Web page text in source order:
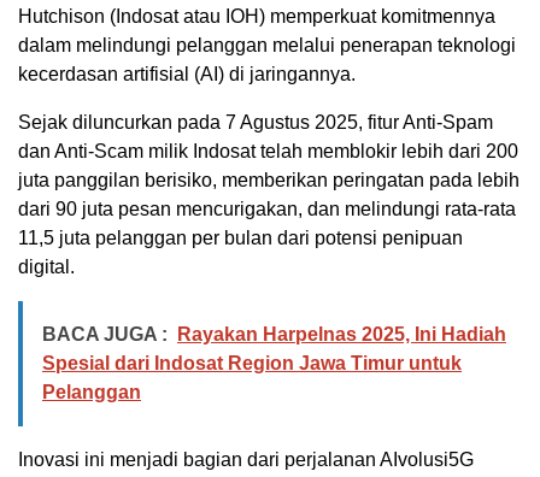
Hutchison (Indosat atau IOH) memperkuat komitmennya
dalam melindungi pelanggan melalui penerapan teknologi
kecerdasan artifisial (AI) di jaringannya.
Sejak diluncurkan pada 7 Agustus 2025, fitur Anti-Spam
dan Anti-Scam milik Indosat telah memblokir lebih dari 200
juta panggilan berisiko, memberikan peringatan pada lebih
dari 90 juta pesan mencurigakan, dan melindungi rata-rata
11,5 juta pelanggan per bulan dari potensi penipuan
digital.
BACA JUGA :
Rayakan Harpelnas 2025, Ini Hadiah
Spesial dari Indosat Region Jawa Timur untuk
Pelanggan
Inovasi ini menjadi bagian dari perjalanan AIvolusi5G